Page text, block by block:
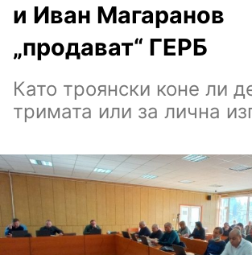
и Иван Магаранов
„продават“ ГЕРБ
Като троянски коне ли
тримата или за лична